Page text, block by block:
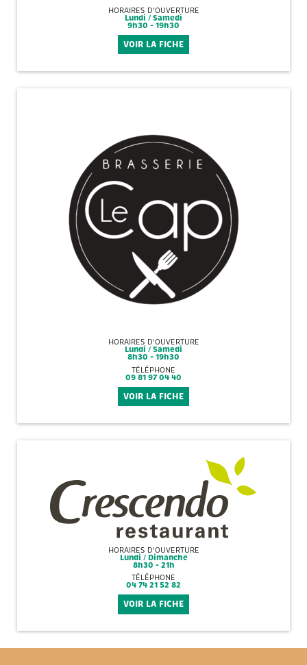
HORAIRES D'OUVERTURE
Lundi / Samedi
9h30 - 19h30
VOIR LA FICHE
HORAIRES D'OUVERTURE
Lundi / Samedi
8h30 - 19h30
TÉLÉPHONE
09 81 97 04 40
VOIR LA FICHE
HORAIRES D'OUVERTURE
Lundi / Dimanche
8h30 - 21h
TÉLÉPHONE
04 74 21 52 82
VOIR LA FICHE